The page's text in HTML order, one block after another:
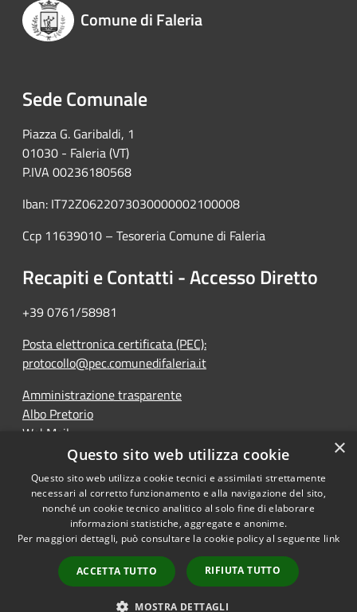
Comune di Faleria
Sede Comunale
Piazza G. Garibaldi, 1
01030 - Faleria (VT)
P.IVA 00236180568
Iban: IT72Z0622073030000002100008
Ccp 11639010 – Tesoreria Comune di Faleria
Recapiti e Contatti - Accesso Diretto
+39 0761/58981
Posta elettronica certificata (PEC):
protocollo@pec.comunedifaleria.it
Amministrazione trasparente
Albo Pretorio
WebMail
Dichiarazione di accessibilità
Accessibilità
Copyright © 2026 • Comune di
Faleria • Powered by
Municipium•
Accesso
redazione
×
Questo sito web utilizza cookie
Questo sito web utilizza cookie tecnici e assimilati strettamente
necessari al corretto funzionamento e alla navigazione del sito,
nonché un cookie tecnico analitico al solo fine di elaborare
informazioni statistiche, aggregate e anonime.
Per maggiori dettagli, può consultare la cookie policy al seguente link
ACCETTA TUTTO RIFIUTA TUTTO
MOSTRA DETTAGLI